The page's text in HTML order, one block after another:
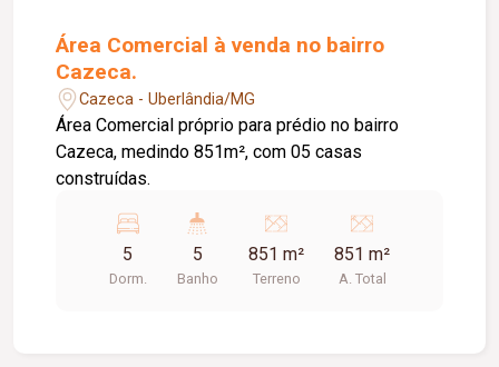
Área Comercial à venda no bairro
Cazeca.
Cazeca - Uberlândia/MG
Área Comercial próprio para prédio no bairro
Cazeca, medindo 851m², com 05 casas
construídas.
5
Dorm.
5
Banho
851 m²
Terreno
851 m²
A. Total